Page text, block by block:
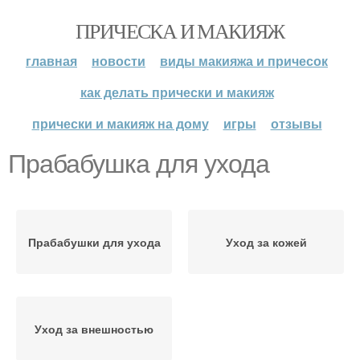
ПРИЧЕСКА И МАКИЯЖ
главная новости
виды макияжа и причесок
как делать прически и макияж
прически и макияж на дому
игры отзывы
Прабабушка для ухода
Прабабушки для ухода Уход за кожей
Уход за внешностью